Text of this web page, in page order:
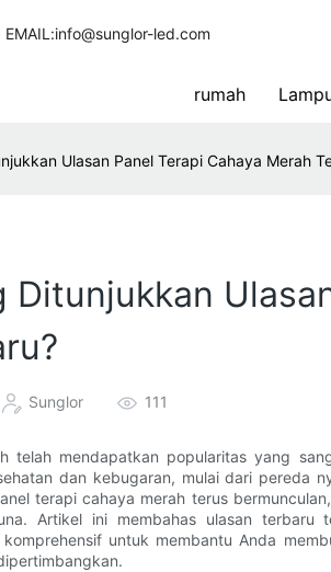
led.com
rumah
Ulasan Panel Terapi Cahaya Merah
Ditunjukkan
Sunglor 111
telah mendapatkan popularitas yang
dan kebugaran, mulai dari pereda
terapi cahaya merah terus
Artikel ini membahas ulasan
komprehensif untuk membantu Anda